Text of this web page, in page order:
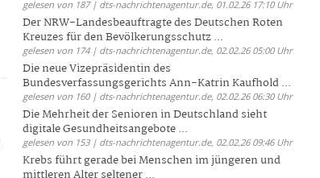
gelesen von 187 | dts-nachrichtenagentur.de, 01.02.26 17:10 Uhr
Der NRW-Landesbeauftragte des Deutschen Roten
Kreuzes für den Bevölkerungsschutz ...
gelesen von 174 | dts-nachrichtenagentur.de, 02.02.26 05:00 Uhr
Die neue Vizepräsidentin des
Bundesverfassungsgerichts Ann-Katrin Kaufhold ...
gelesen von 160 | dts-nachrichtenagentur.de, 02.02.26 06:30 Uhr
Die Mehrheit der Senioren in Deutschland sieht
digitale Gesundheitsangebote ...
gelesen von 153 | dts-nachrichtenagentur.de, 02.02.26 09:46 Uhr
Krebs führt gerade bei Menschen im jüngeren und